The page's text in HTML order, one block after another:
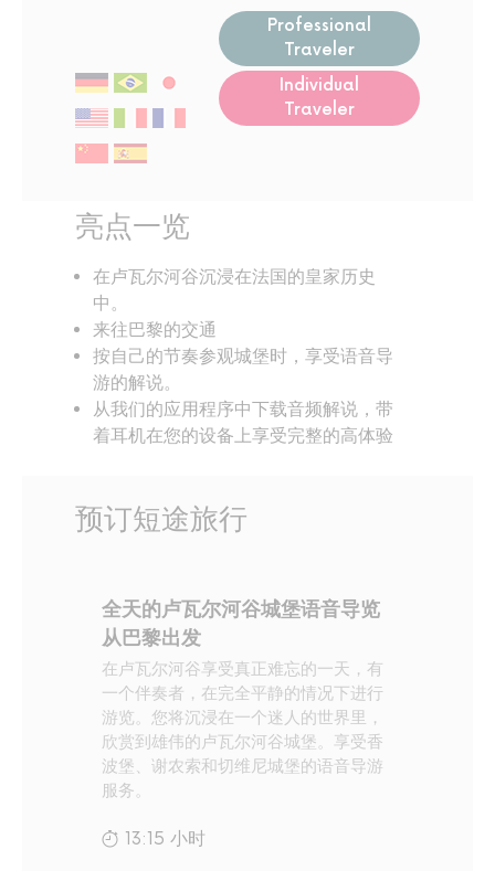
Professional
Traveler
Individual
Traveler
亮点一览
在卢瓦尔河谷沉浸在法国的皇家历史
中。
来往巴黎的交通
按自己的节奏参观城堡时，享受语音导
游的解说。
从我们的应用程序中下载音频解说，带
着耳机在您的设备上享受完整的高体验
预订短途旅行
全天的卢瓦尔河谷城堡语音导览
从巴黎出发
在卢瓦尔河谷享受真正难忘的一天，有
一个伴奏者，在完全平静的情况下进行
游览。您将沉浸在一个迷人的世界里，
欣赏到雄伟的卢瓦尔河谷城堡。享受香
波堡、谢农索和切维尼城堡的语音导游
服务。
13:15 小时